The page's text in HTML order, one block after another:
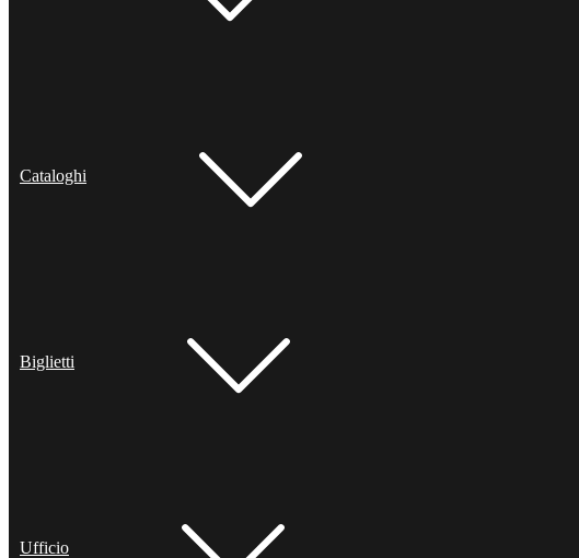
Cataloghi
Biglietti
Ufficio